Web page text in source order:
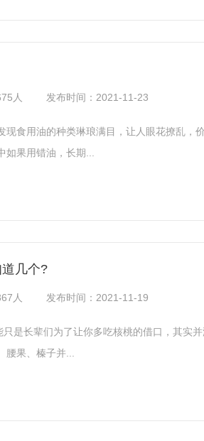
人 发布时间：2021-11-23
现食用油的种类琳琅满目，让人眼花撩乱
果用错油，长期...
几个?
人 发布时间：2021-11-19
只是长辈们为了让你多吃核桃的借口，其实
果、榛子并...